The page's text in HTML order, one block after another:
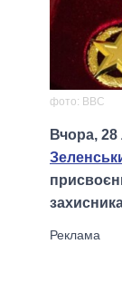
фото: BBC
Вчора,